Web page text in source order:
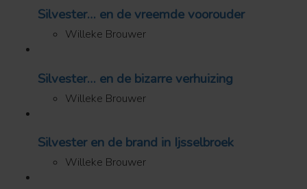
Silvester… en de vreemde voorouder
Willeke Brouwer
Silvester… en de bizarre verhuizing
Willeke Brouwer
Silvester en de brand in Ijsselbroek
Willeke Brouwer